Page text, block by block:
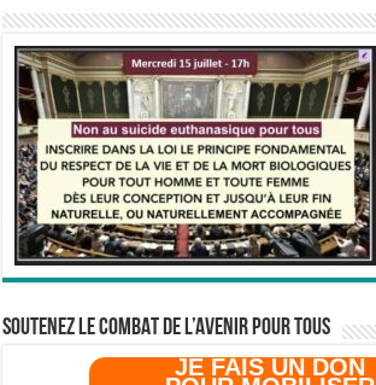
SOUTENEZ LE COMBAT DE L’AVenir pour Tous
JE FAIS UN DON